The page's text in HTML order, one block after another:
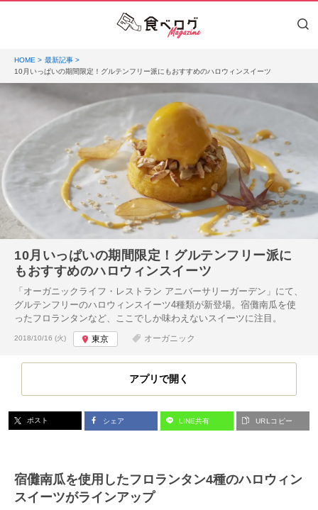
HOME
最新記事
10月いっぱいの期間限定！グルテンフリー派にもおすすめのハロウィンスイーツ
10月いっぱいの期間限定！グルテンフリー派に
もおすすめのハロウィンスイーツ
「オーガニックライフ・レストラン アニバーサリーガーデン」にて、
グルテンフリーのハロウィンスイーツ4種類が新登場。宿儺南瓜を使
ったフロランタンなど、ここでしか味わえないスイーツに注目。
投稿日:
2018/10/16 (火) 東京 オーガニック
アプリで開く
ポスト シェア LINE共有 URLコピー
宿儺南瓜を使用したフロランタン4種のハロウィン
スイーツがラインアップ